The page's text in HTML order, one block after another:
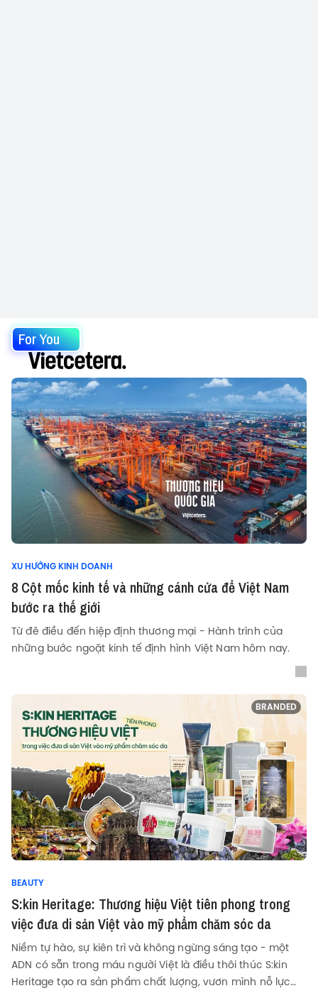
For You
XU HƯỚNG KINH DOANH
8 Cột mốc kinh tế và những cánh cửa để Việt Nam
bước ra thế giới
Từ đê điều đến hiệp định thương mại - Hành trình của
những bước ngoặt kinh tế định hình Việt Nam hôm nay.
BRANDED
BEAUTY
S:kin Heritage: Thương hiệu Việt tiên phong trong
việc đưa di sản Việt vào mỹ phẩm chăm sóc da
Niềm tự hào, sự kiên trì và không ngừng sáng tạo - một
ADN có sẵn trong máu người Việt là điều thôi thúc S:kin
Heritage tạo ra sản phẩm chất lượng, vươn mình nỗ lực